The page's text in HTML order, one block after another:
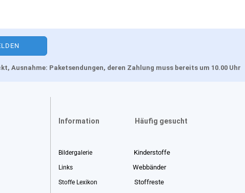
Ausnahme: Paketsendungen, deren Zahlung muss bereits um 10.00 Uhr
Information Häufig gesucht
Bildergalerie Kinderstoffe
Links Webbänder
Stoffe Lexikon Stoffreste